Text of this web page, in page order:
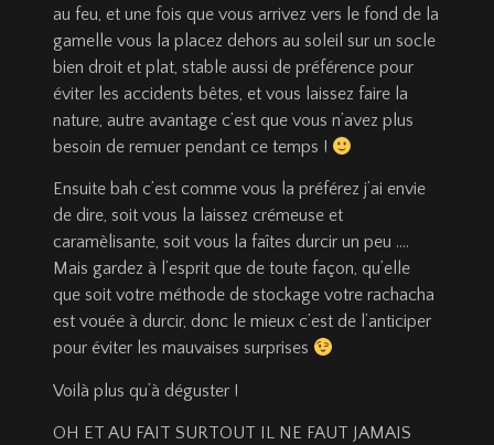
au feu, et une fois que vous arrivez vers le fond de la
gamelle vous la placez dehors au soleil sur un socle
bien droit et plat, stable aussi de préférence pour
éviter les accidents bêtes, et vous laissez faire la
nature, autre avantage c’est que vous n’avez plus
besoin de remuer pendant ce temps !
Ensuite bah c’est comme vous la préférez j’ai envie
de dire, soit vous la laissez crémeuse et
caramèlisante, soit vous la faîtes durcir un peu ….
Mais gardez à l’esprit que de toute façon, qu’elle
que soit votre méthode de stockage votre rachacha
est vouée à durcir, donc le mieux c’est de l’anticiper
pour éviter les mauvaises surprises
Voilà plus qu’à déguster !
OH ET AU FAIT SURTOUT IL NE FAUT JAMAIS